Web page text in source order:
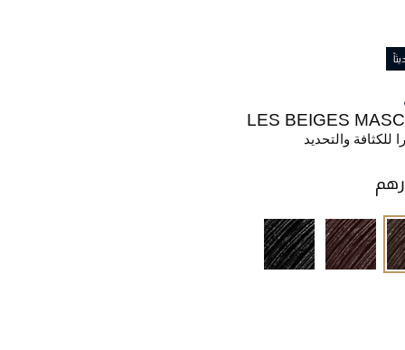
LES BEIGES
للكثافة والتحديد